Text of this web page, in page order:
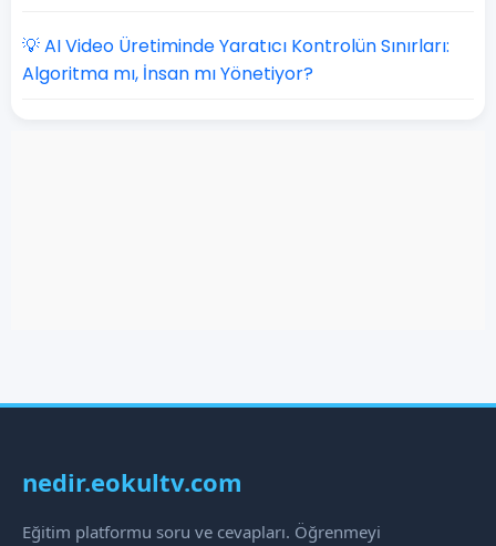
💡 AI Video Üretiminde Yaratıcı Kontrolün Sınırları:
Algoritma mı, İnsan mı Yönetiyor?
nedir.eokultv.com
Eğitim platformu soru ve cevapları. Öğrenmeyi